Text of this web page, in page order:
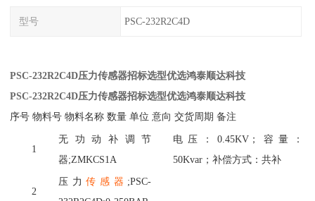
型号 PSC-232R2C4D
PSC-232R2C4D压力传感器招标选型优选鸿泰顺达科技
PSC-232R2C4D压力传感器招标选型优选鸿泰顺达科技
序号 物料号 物料名称 数量 单位 意向 交货周期 备注
1
无功动补调节
器;ZMKCS1A
电压：0.45KV；容量：
50Kvar；补偿方式：共补
2
压力传感器 ;PSC-